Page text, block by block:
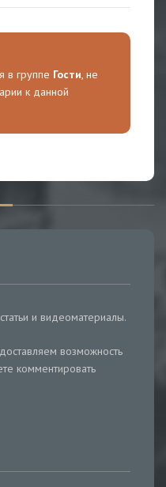
в группе Гости, не
к данной
и видеоматериалы.
возможность
комментировать